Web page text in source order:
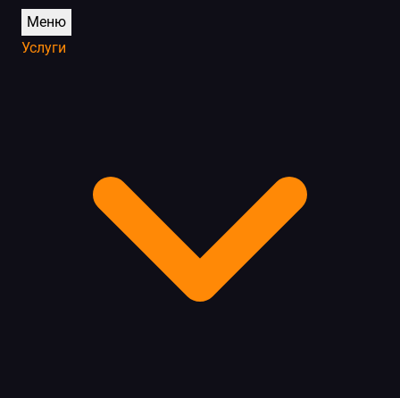
Меню
Услуги